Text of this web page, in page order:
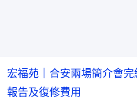
宏福苑｜合安兩場簡介會
報告及復修費用